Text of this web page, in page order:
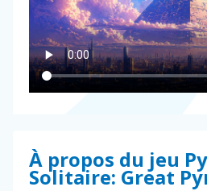
À propos du jeu
Solitaire: Great